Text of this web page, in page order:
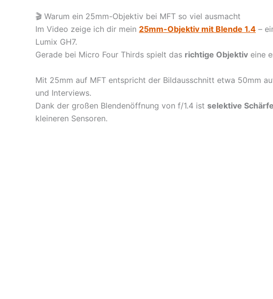
🎬 Warum ein 25mm-Objektiv bei MFT so viel ausmacht
Im Video zeige ich dir mein 25mm-Objektiv mit Blende 1.4 –
Lumix GH7.
Gerade bei Micro Four Thirds spielt das richtige Objektiv eine
Mit 25mm auf MFT entspricht der Bildausschnitt etwa 50mm
und Interviews.
Dank der großen Blendenöffnung von f/1.4 ist selektive
kleineren Sensoren.